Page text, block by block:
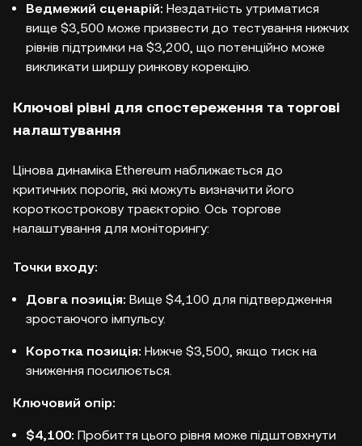
Ведмежий сценарій: Нездатність утриматися
вище $3,500 може призвести до тестування нижчих
рівнів підтримки на $3,200, що потенційно може
викликати ширшу ринкову корекцію.
Ключові рівні для спостереження та торгові
налаштування
Цінова динаміка Ethereum наближається до
критичних порогів, які можуть визначити його
короткострокову траєкторію. Ось торгове
налаштування для моніторингу:
Точки входу:
Довга позиція: Вище $4,100 для підтвердження
зростаючого імпульсу.
Коротка позиція: Нижче $3,500, якщо тиск на
зниження посилюється.
Ключовий опір:
$4,100: Пробиття цього рівня може підштовхнути